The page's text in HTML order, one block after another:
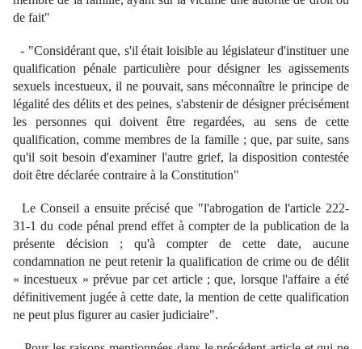
de fait"
- "Considérant que, s'il était loisible au législateur d'instituer une
qualification pénale particulière pour désigner les agissements
sexuels incestueux, il ne pouvait, sans méconnaître le principe de
légalité des délits et des peines, s'abstenir de désigner précisément
les personnes qui doivent être regardées, au sens de cette
qualification, comme membres de la famille ; que, par suite, sans
qu'il soit besoin d'examiner l'autre grief, la disposition contestée
doit être déclarée contraire à la Constitution"
Le Conseil a ensuite précisé que "l'abrogation de l'article 222-
31-1 du code pénal prend effet à compter de la publication de la
présente décision ; qu'à compter de cette date, aucune
condamnation ne peut retenir la qualification de crime ou de délit
« incestueux » prévue par cet article ; que, lorsque l'affaire a été
définitivement jugée à cette date, la mention de cette qualification
ne peut plus figurer au casier judiciaire".